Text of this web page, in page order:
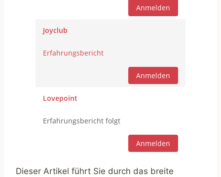
Anmelden
Joyclub
Erfahrungsbericht
Anmelden
Lovepoint
Erfahrungsbericht folgt
Anmelden
Dieser Artikel führt Sie durch das breite